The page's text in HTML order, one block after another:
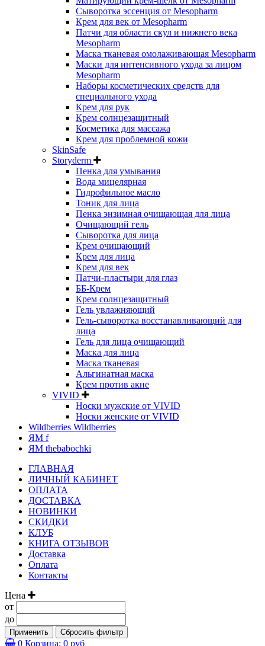
Сыворотка эссенция от Mesopharm
Крем для век от Mesopharm
Патчи для области скул и нижнего века
Mesopharm
Маска тканевая омолаживающая Mesopharm
Маски для интенсивного ухода за лицом
Mesopharm
Наборы косметических средств для
специального ухода
Крем для рук
Крем солнцезащитный
Косметика для массажа
Крем для проблемной кожи
SkinSafe
Storyderm
Пенка для умывания
Вода мицелярная
Гидрофильное масло
Тоник для лица
Пенка энзимная очищающая для лица
Очищающий гель
Сыворотка для лица
Крем очищающий
Крем для лица
Крем для век
Патчи-пластыри для глаз
ББ-Крем
Крем солнцезащитный
Гель увлажняющий
Гель-сыворотка восстанавливающий для
лица
Гель для лица очищающий
Маска для лица
Маска тканевая
Альгинатная маска
Крем против акне
VIVID
Носки мужские от VIVID
Носки женские от VIVID
Wildberries Wildberries
ЯМ f
ЯМ thebabochki
ГЛАВНАЯ
ЛИЧНЫЙ КАБИНЕТ
ОПЛАТА
ДОСТАВКА
НОВИНКИ
СКИДКИ
КЛУБ
КНИГА ОТЗЫВОВ
Доставка
Оплата
Контакты
Цена
от
до
Применить Сбросить фильтр
0 Корзина: 0 руб